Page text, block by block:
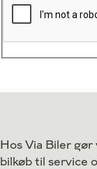
Hos Via Biler
bilkøb til service